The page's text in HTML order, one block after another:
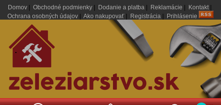
Domov Obchodné podmienky Dodanie a platba Reklamácie Kontakt|
Ochrana osobných údajov
Ako nakupovať Registrácia Prihlásenie
.